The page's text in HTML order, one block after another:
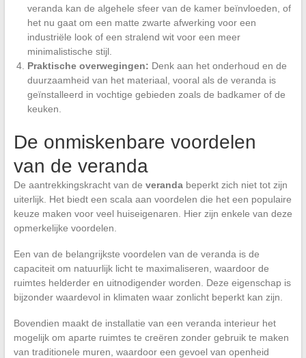
veranda kan de algehele sfeer van de kamer beïnvloeden, of
het nu gaat om een matte zwarte afwerking voor een
industriële look of een stralend wit voor een meer
minimalistische stijl.
Praktische overwegingen: Denk aan het onderhoud en de
duurzaamheid van het materiaal, vooral als de veranda is
geïnstalleerd in vochtige gebieden zoals de badkamer of de
keuken.
De onmiskenbare voordelen
van de veranda
De aantrekkingskracht van de verandabeperkt zich niet tot zijn
uiterlijk. Het biedt een scala aan voordelen die het een populaire
keuze maken voor veel huiseigenaren. Hier zijn enkele van deze
opmerkelijke voordelen.
Een van de belangrijkste voordelen van de veranda is de
capaciteit om natuurlijk licht te maximaliseren, waardoor de
ruimtes helderder en uitnodigender worden. Deze eigenschap is
bijzonder waardevol in klimaten waar zonlicht beperkt kan zijn.
Bovendien maakt de installatie van een veranda interieur het
mogelijk om aparte ruimtes te creëren zonder gebruik te maken
van traditionele muren, waardoor een gevoel van openheid